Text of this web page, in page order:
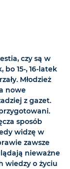
czy są w
15-, 16-latek
Młodzież
nowe
z gazet.
sposób
widzę w
zawsze
nieważne
wiedzy o życiu